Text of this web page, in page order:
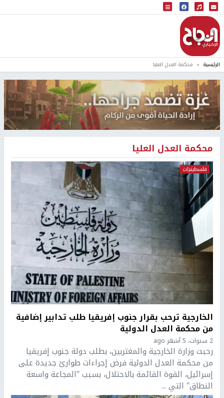
البث المباشر
إذاعة النجاح
الرئيسية محكمة العدل العليا
محكمة العدل العليا
فلسطينيات
الخارجية ترحب بقرار جنوب إفريقيا طلب تدابير إضافية
من محكمة العدل الدولية
2 سنوات، 5 أشهر ago
رحبت وزارة الخارجية والمغتربين، بطلب دولة جنوب إفريقيا
من محكمة العدل الدولية فرض إجراءات طوارئ جديدة على
إسرائيل، القوة القائمة بالاحتلال، بسبب "المجاعة واسعة
النطاق" التي ...